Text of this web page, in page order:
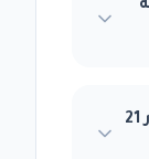
ما هو الفرق بين ذهب عيار 18 وعيار 21